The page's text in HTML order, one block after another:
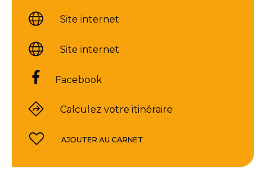
Site internet
Site internet
Facebook
Calculez votre itinéraire
AJOUTER AU CARNET